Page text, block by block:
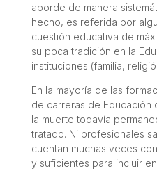
aborde de manera
hecho, es referida por
cuestión educativa de
su poca tradición en la
instituciones (familia,
En la mayorí­a de las
de carreras de Educación
la muerte todavía
tratado. Ni profesionales
cuentan muchas veces
y suficientes para incluir